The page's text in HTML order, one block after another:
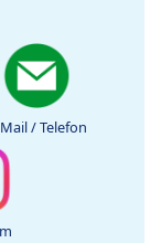
/ Telefon